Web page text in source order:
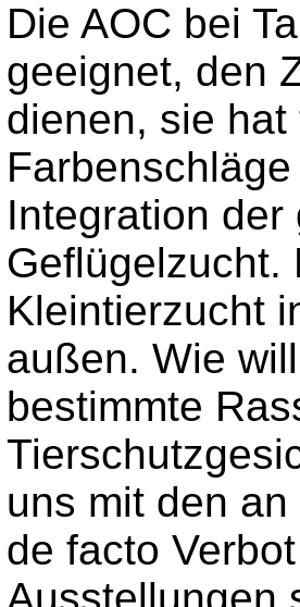
Die AOC bei
geeignet, den
dienen, sie
Integration
Geflügelzucht.
Kleintierzucht
außen. Wie
bestimmte
uns mit den
de facto
Ausstellungen